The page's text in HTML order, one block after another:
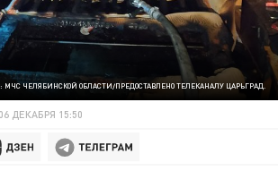
МЧС ЧЕЛЯБИНСКОЙ ОБЛАСТИ/ПРЕДОСТАВЛЕНО ТЕЛЕКАНАЛУ ЦАРЬГРАД.
06 ДЕКАБРЯ 15:50